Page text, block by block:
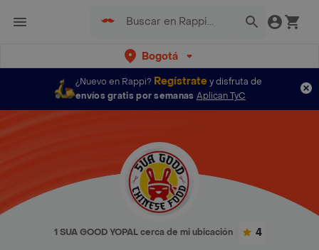
Bogotá
¿Nuevo en Rappi? Regístratey disfruta de
envíos gratis por semanas Aplican TyC
1 SUA GOOD YOPAL cerca de mi ubicación 4